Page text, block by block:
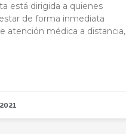
está dirigida a quienes
de forma inmediata
atención médica a distancia,